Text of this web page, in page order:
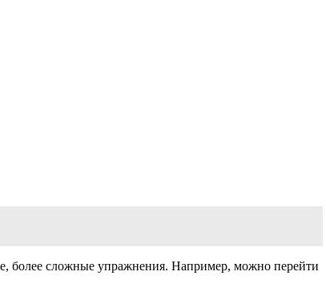
более сложные упражнения. Например, можно перейти